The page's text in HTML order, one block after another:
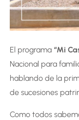
El programa “Mi
Nacional para
hablando de la
de sucesiones
Como todos